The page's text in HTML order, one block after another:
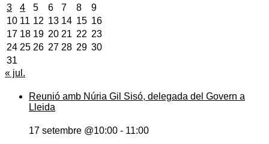
3
4 5 6 7 8
9
10 11 12 13 14 15 16
17 18 19 20 21 22 23
24 25 26 27 28 29 30
31
« jul.
Reunió amb Núria Gil Sisó, delegada del Govern a
Lleida
17 setembre @10:00 - 11:00